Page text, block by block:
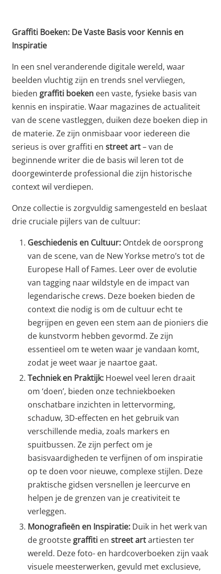
Graffiti Boeken: De Vaste Basis voor Kennis en
Inspiratie
In een snel veranderende digitale wereld, waar
beelden vluchtig zijn en trends snel vervliegen,
bieden graffiti boeken een vaste, fysieke basis van
kennis en inspiratie. Waar magazines de actualiteit
van de scene vastleggen, duiken deze boeken diep in
de materie. Ze zijn onmisbaar voor iedereen die
serieus is over graffiti en street art– van de
beginnende writer die de basis wil leren tot de
doorgewinterde professional die zijn historische
context wil verdiepen.
Onze collectie is zorgvuldig samengesteld en beslaat
drie cruciale pijlers van de cultuur:
Geschiedenis en Cultuur: Ontdek de oorsprong
van de scene, van de New Yorkse metro’s tot de
Europese Hall of Fames. Leer over de evolutie
van tagging naar wildstyle en de impact van
legendarische crews. Deze boeken bieden de
context die nodig is om de cultuur echt te
begrijpen en geven een stem aan de pioniers die
de kunstvorm hebben gevormd. Ze zijn
essentieel om te weten waar je vandaan komt,
zodat je weet waar je naartoe gaat.
Techniek en Praktijk: Hoewel veel leren draait
om ‘doen’, bieden onze techniekboeken
onschatbare inzichten in lettervorming,
schaduw, 3D-effecten en het gebruik van
verschillende media, zoals markers en
spuitbussen. Ze zijn perfect om je
basisvaardigheden te verfijnen of om inspiratie
op te doen voor nieuwe, complexe stijlen. Deze
praktische gidsen versnellen je leercurve en
helpen je de grenzen van je creativiteit te
verleggen.
Monografieën en Inspiratie: Duik in het werk van
de grootste graffiti en street artartiesten ter
wereld. Deze foto- en hardcoverboeken zijn vaak
visuele meesterwerken, gevuld met exclusieve,